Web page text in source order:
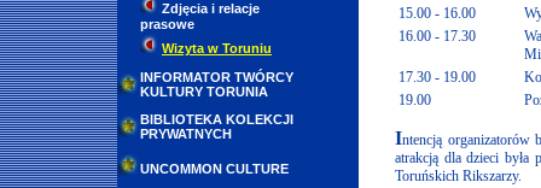
Zdjęcia i relacje
prasowe
Wizyta w Toruniu
INFORMATOR TWÓRCY
KULTURY TORUNIA
BIBLIOTEKA KOLEKCJI
PRYWATNYCH
UNCOMMON CULTURE
15.00 - 16.00
16.00 - 17.30
17.30 - 19.00
19.00
Intencją organizatorów
atrakcją dla dzieci była
Toruńskich Rikszarzy.